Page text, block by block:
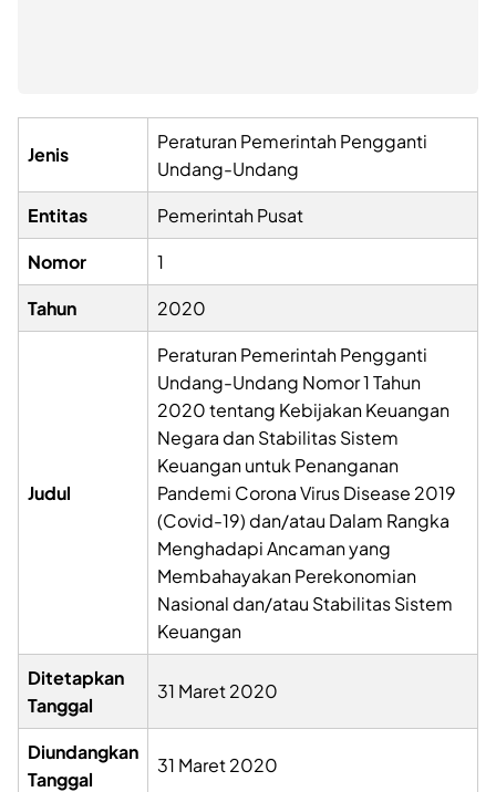
Jenis
Peraturan Pemerintah Pengganti
Undang-Undang
Entitas
Pemerintah Pusat
Nomor
1
Tahun
2020
Judul
Peraturan Pemerintah Pengganti
Undang-Undang Nomor 1 Tahun
2020 tentang Kebijakan Keuangan
Negara dan Stabilitas Sistem
Keuangan untuk Penanganan
Pandemi Corona Virus Disease 2019
(Covid-19) dan/atau Dalam Rangka
Menghadapi Ancaman yang
Membahayakan Perekonomian
Nasional dan/atau Stabilitas Sistem
Keuangan
Ditetapkan
Tanggal
31 Maret 2020
Diundangkan
Tanggal
31 Maret 2020